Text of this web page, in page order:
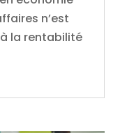
n’est
la rentabilité